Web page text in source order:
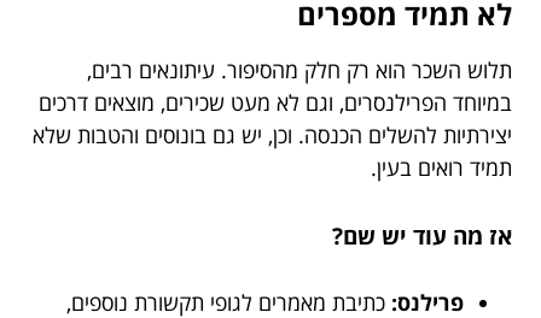
לא תמיד מספרים
תלוש השכר הוא רק חלק מהסיפור. עיתונאים רבים,
במיוחד הפרילנסרים, וגם לא מעט שכירים, מוצאים דרכים
יצירתיות להשלים הכנסה. וכן, יש גם בונוסים והטבות שלא
תמיד רואים בעין.
אז מה עוד יש שם?
פרילנס: כתיבת מאמרים לגופי תקשורת נוספים,